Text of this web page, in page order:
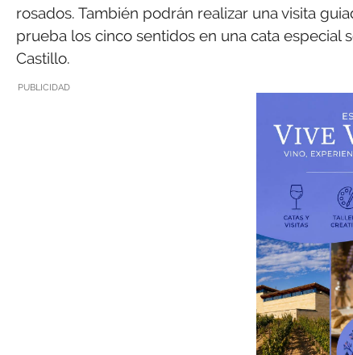
rosados. También podrán realizar una visita
prueba los cinco sentidos en una cata especial
Castillo.
PUBLICIDAD